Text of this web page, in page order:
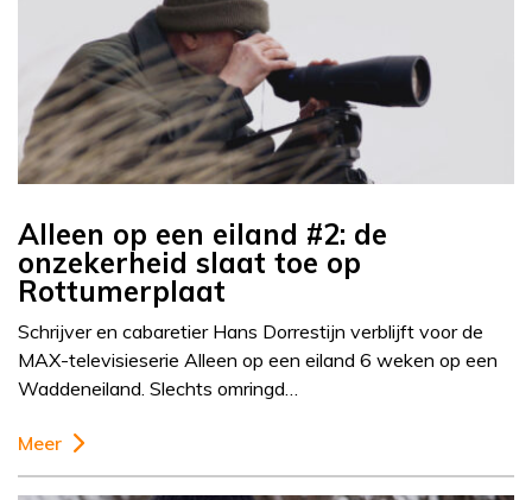
Alleen op een eiland #2: de
onzekerheid slaat toe op
Rottumerplaat
Schrijver en cabaretier Hans Dorrestijn verblijft voor de
MAX-televisieserie Alleen op een eiland 6 weken op een
Waddeneiland. Slechts omringd…
Meer